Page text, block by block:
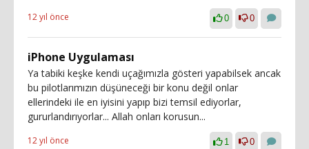
12 yıl önce 0 0
iPhone Uygulaması
Ya tabiki keşke kendi uçağımızla gösteri yapabilsek ancak
bu pilotlarımızın düşüneceği bir konu değil onlar
ellerindeki ile en iyisini yapıp bizi temsil ediyorlar,
gururlandırıyorlar... Allah onları korusun...
12 yıl önce 1 0